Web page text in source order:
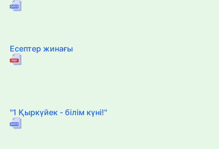
Есептер жинағы
"1 Қыркүйек - білім күні!"